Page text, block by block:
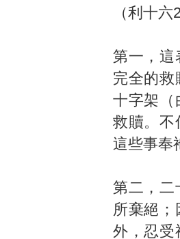
（利十
第一，這
完全的救
十字架（
救贖。不
這些事奉
第二，二
所棄絕
外，忍受